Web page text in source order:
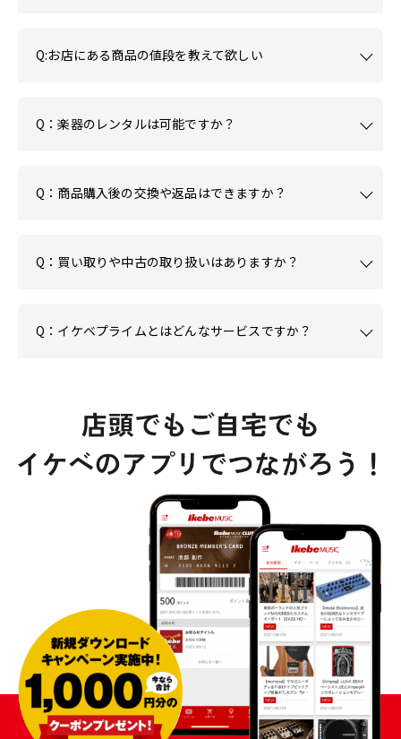
Q:お店にある商品の値段を教えて欲しい
Q：楽器のレンタルは可能ですか？
Q：商品購入後の交換や返品はできますか？
Q：買い取りや中古の取り扱いはありますか？
Q：イケベプライムとはどんなサービスですか？